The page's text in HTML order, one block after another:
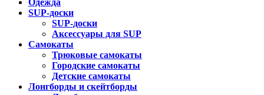
Одежда
SUP-доски
SUP-доски
Аксессуары для SUP
Самокаты
Трюковые самокаты
Городские самокаты
Детские самокаты
Лонгборды и скейтборды